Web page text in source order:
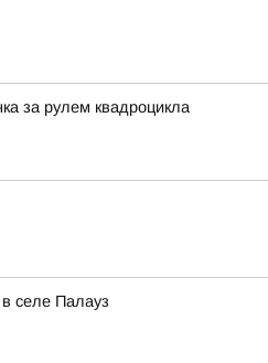
за рулем квадроцикла
селе Палауз